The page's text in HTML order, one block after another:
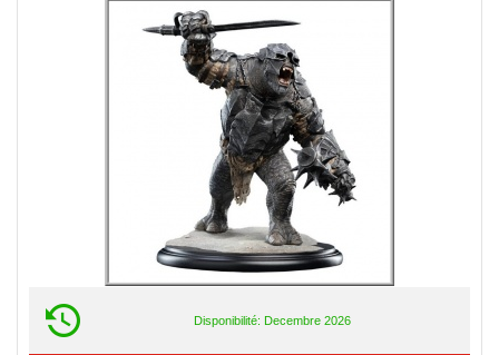
Disponibilité: Decembre 2026